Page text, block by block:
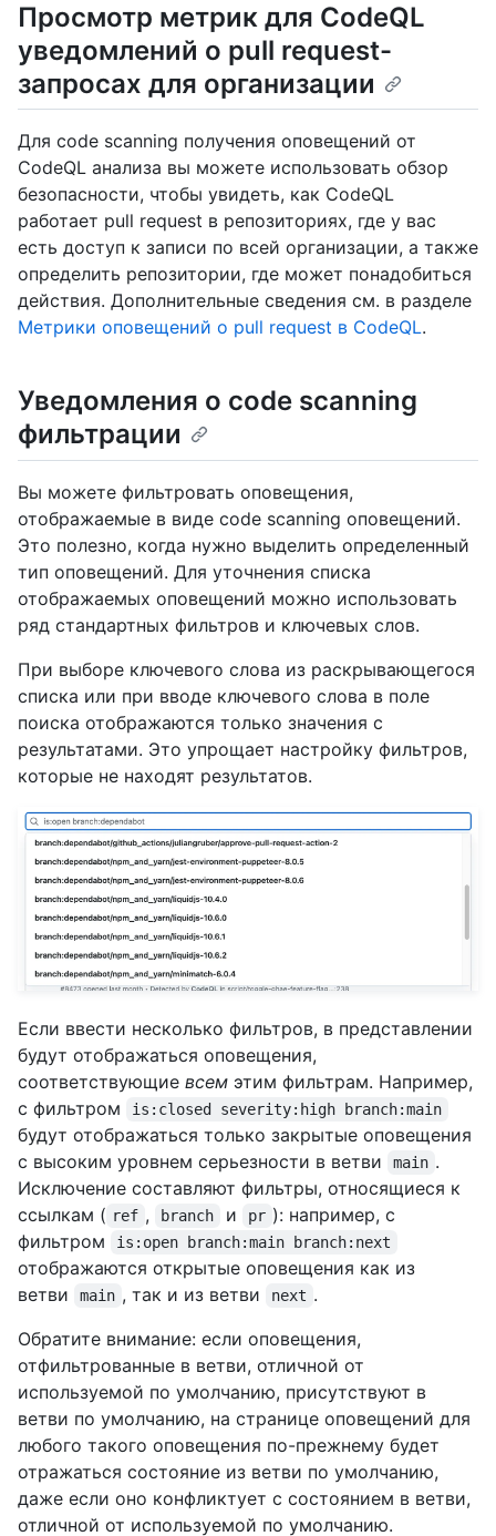
Просмотр метрик для CodeQL
уведомлений о pull request-
запросах для организации
Для code scanning получения оповещений от
CodeQL анализа вы можете использовать обзор
безопасности, чтобы увидеть, как CodeQL
работает pull request в репозиториях, где у вас
есть доступ к записи по всей организации, а также
определить репозитории, где может понадобиться
действия. Дополнительные сведения см. в разделе
Метрики оповещений о pull request в CodeQL.
Уведомления о code scanning
фильтрации
Вы можете фильтровать оповещения,
отображаемые в виде code scanning оповещений.
Это полезно, когда нужно выделить определенный
тип оповещений. Для уточнения списка
отображаемых оповещений можно использовать
ряд стандартных фильтров и ключевых слов.
При выборе ключевого слова из раскрывающегося
списка или при вводе ключевого слова в поле
поиска отображаются только значения с
результатами. Это упрощает настройку фильтров,
которые не находят результатов.
Если ввести несколько фильтров, в представлении
будут отображаться оповещения,
соответствующие всем этим фильтрам. Например,
с фильтром
is:closed severity:high branch:main
будут отображаться только закрытые оповещения
с высоким уровнем серьезности в ветви
main .
Исключение составляют фильтры, относящиеся к
ссылкам ( ref , branch и pr ): например, с
фильтром
is:open branch:main branch:next
отображаются открытые оповещения как из
ветви
main , так и из ветви next .
Обратите внимание: если оповещения,
отфильтрованные в ветви, отличной от
используемой по умолчанию, присутствуют в
ветви по умолчанию, на странице оповещений для
любого такого оповещения по-прежнему будет
отражаться состояние из ветви по умолчанию,
даже если оно конфликтует с состоянием в ветви,
отличной от используемой по умолчанию.